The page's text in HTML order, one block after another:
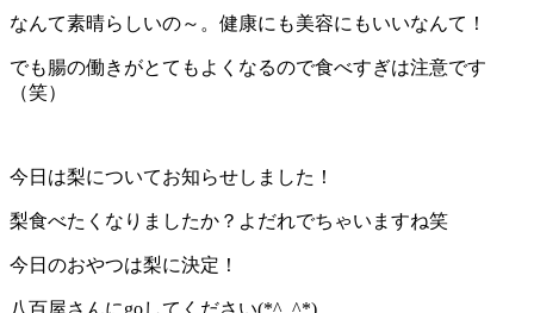
なんて素晴らしいの～。健康にも美容にもいいなんて！
でも腸の働きがとてもよくなるので食べすぎは注意です
（笑）
今日は梨についてお知らせしました！
梨食べたくなりましたか？よだれでちゃいますね笑
今日のおやつは梨に決定！
八百屋さんにgoしてください(*^_^*)